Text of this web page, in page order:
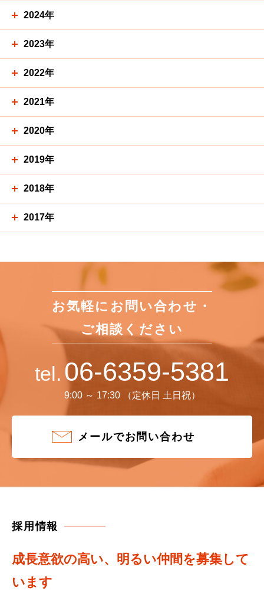
2024年
2023年
2022年
2021年
2020年
2019年
2018年
2017年
お気軽にお問い合わせ・
ご相談ください
tel. 06-6359-5381
9:00 ～ 17:30 （定休日 土日祝）
メールでお問い合わせ
採用情報
成長意欲の高い、明るい仲間を募集して
います